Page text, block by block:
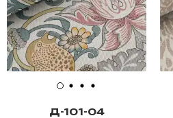
Д-101-04